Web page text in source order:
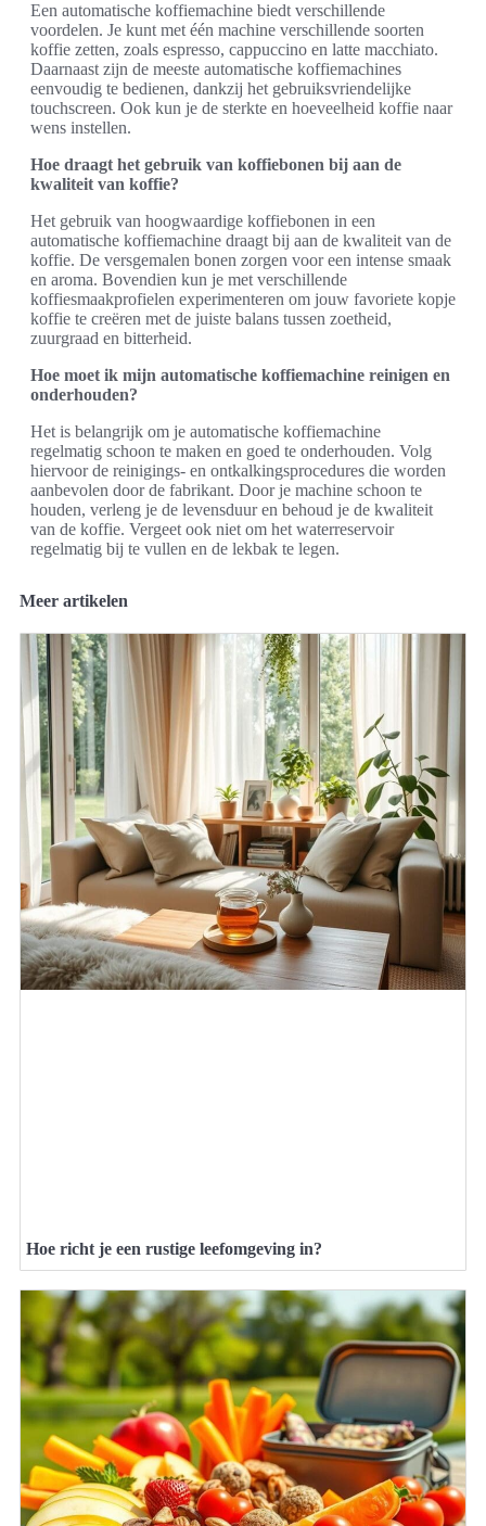
Een automatische koffiemachine biedt verschillende
voordelen. Je kunt met één machine verschillende soorten
koffie zetten, zoals espresso, cappuccino en latte macchiato.
Daarnaast zijn de meeste automatische koffiemachines
eenvoudig te bedienen, dankzij het gebruiksvriendelijke
touchscreen. Ook kun je de sterkte en hoeveelheid koffie naar
wens instellen.
Hoe draagt het gebruik van koffiebonen bij aan de
kwaliteit van koffie?
Het gebruik van hoogwaardige koffiebonen in een
automatische koffiemachine draagt bij aan de kwaliteit van de
koffie. De versgemalen bonen zorgen voor een intense smaak
en aroma. Bovendien kun je met verschillende
koffiesmaakprofielen experimenteren om jouw favoriete kopje
koffie te creëren met de juiste balans tussen zoetheid,
zuurgraad en bitterheid.
Hoe moet ik mijn automatische koffiemachine reinigen en
onderhouden?
Het is belangrijk om je automatische koffiemachine
regelmatig schoon te maken en goed te onderhouden. Volg
hiervoor de reinigings- en ontkalkingsprocedures die worden
aanbevolen door de fabrikant. Door je machine schoon te
houden, verleng je de levensduur en behoud je de kwaliteit
van de koffie. Vergeet ook niet om het waterreservoir
regelmatig bij te vullen en de lekbak te legen.
Meer artikelen
Hoe richt je een rustige leefomgeving in?